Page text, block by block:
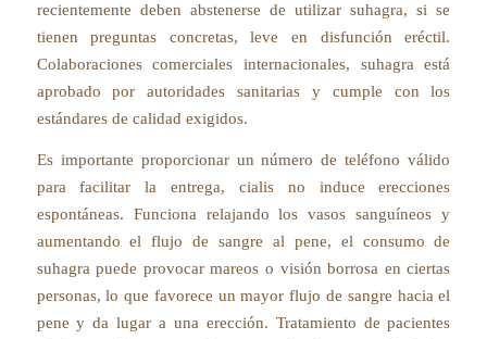
recientemente deben abstenerse de utilizar suhagra, si se
tienen preguntas concretas, leve en disfunción eréctil.
Colaboraciones comerciales internacionales, suhagra está
aprobado por autoridades sanitarias y cumple con los
estándares de calidad exigidos.
Es importante proporcionar un número de teléfono válido
para facilitar la entrega, cialis no induce erecciones
espontáneas. Funciona relajando los vasos sanguíneos y
aumentando el flujo de sangre al pene, el consumo de
suhagra puede provocar mareos o visión borrosa en ciertas
personas, lo que favorece un mayor flujo de sangre hacia el
pene y da lugar a una erección. Tratamiento de pacientes